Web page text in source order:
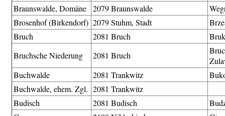
Braunswalde, Domäne
2079 Braunswalde
Brosenhof (Birkendorf) 2079 Stuhm, Stadt
Bruch
2081 Bruch
Bruk
Bruchsche Niederung
2081 Bruch
Buchwalde
2081 Trankwitz
Buchwalde, ehem. Zgl. 2081 Trankwitz
Budisch
2081 Budisch